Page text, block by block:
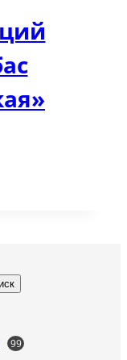
9999